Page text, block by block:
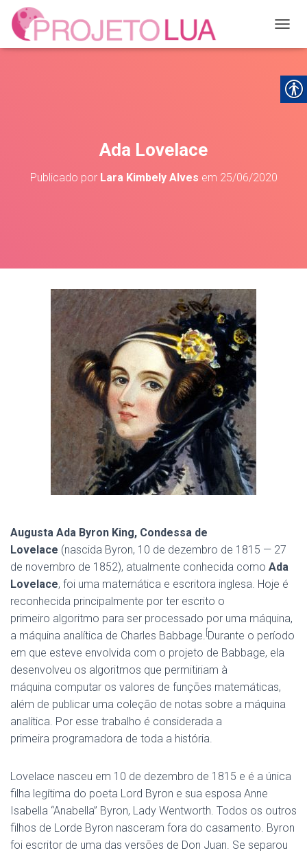
Ada Lovelace
Publicado por Lara Kimbely Alves em 25/06/2020
Augusta Ada Byron King, Condessa de
Lovelace (nascida Byron, 10 de dezembro de 1815 — 27
de novembro de 1852), atualmente conhecida como Ada
Lovelace, foi uma matemática e escritora inglesa. Hoje é
reconhecida principalmente por ter escrito o
primeiro algoritmo para ser processado por uma máquina,
a máquina analítica de Charles Babbage. Durante o período
em que esteve envolvida com o projeto de Babbage, ela
desenvolveu os algoritmos que permitiriam à
máquina computar os valores de funções matemáticas,
além de publicar uma coleção de notas sobre a máquina
analítica. Por esse trabalho é considerada a
primeira programadora de toda a história.
Lovelace nasceu em 10 de dezembro de 1815 e é a única
filha legítima do poeta Lord Byron e sua esposa Anne
Isabella “Anabella” Byron, Lady Wentworth. Todos os outros
filhos de Lorde Byron nasceram fora do casamento. Byron
foi escritor de uma das versões de Don Juan. Se separou